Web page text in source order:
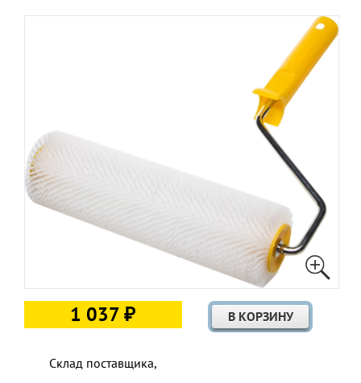
1 037 ₽
Склад поставщика,